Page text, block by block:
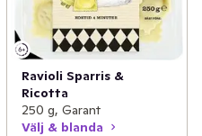
Ravioli Sparris &
Ricotta
250 g, Garant
Välj & blanda